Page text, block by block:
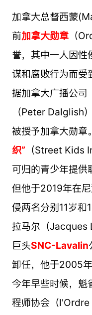
加拿大总督西蒙
前加拿大勋章（
誉，其中一人因性
谋和腐败行为而受
据加拿大广播公司
（Peter Dalglish
被授予加拿大勋章
织” （Street Kids
可归的青少年提供
但他于2019年在
侵两名分别11岁和
拉马尔（Jacques
巨头SNC-Lavalin
卸任，他于2005
今年早些时候，魁
程师协会（